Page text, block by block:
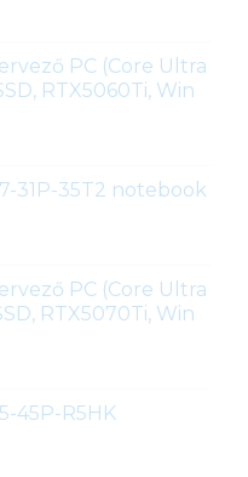
PC (Core Ultra
RTX5060Ti, Win
31P-35T2 notebook
PC (Core Ultra
RTX5070Ti, Win
45P-R5HK